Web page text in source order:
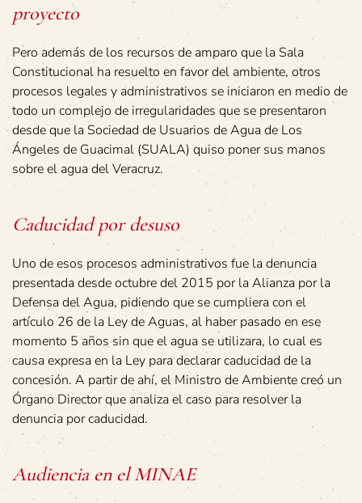
proyecto
Pero además de los recursos de amparo que la Sala
Constitucional ha resuelto en favor del ambiente, otros
procesos legales y administrativos se iniciaron en medio de
todo un complejo de irregularidades que se presentaron
desde que la Sociedad de Usuarios de Agua de Los
Ángeles de Guacimal (SUALA) quiso poner sus manos
sobre el agua del Veracruz.
Caducidad por desuso
Uno de esos procesos administrativos fue la denuncia
presentada desde octubre del 2015 por la Alianza por la
Defensa del Agua, pidiendo que se cumpliera con el
artículo 26 de la Ley de Aguas, al haber pasado en ese
momento 5 años sin que el agua se utilizara, lo cual es
causa expresa en la Ley para declarar caducidad de la
concesión. A partir de ahí, el Ministro de Ambiente creó un
Órgano Director que analiza el caso para resolver la
denuncia por caducidad.
Audiencia en el MINAE